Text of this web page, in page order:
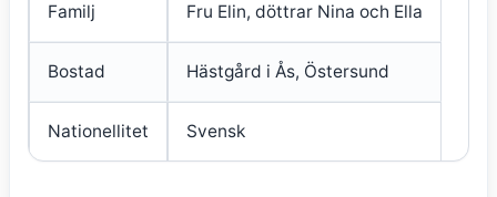
Familj Fru Elin, döttrar Nina och Ella
Bostad Hästgård i Ås, Östersund
Nationellitet Svensk